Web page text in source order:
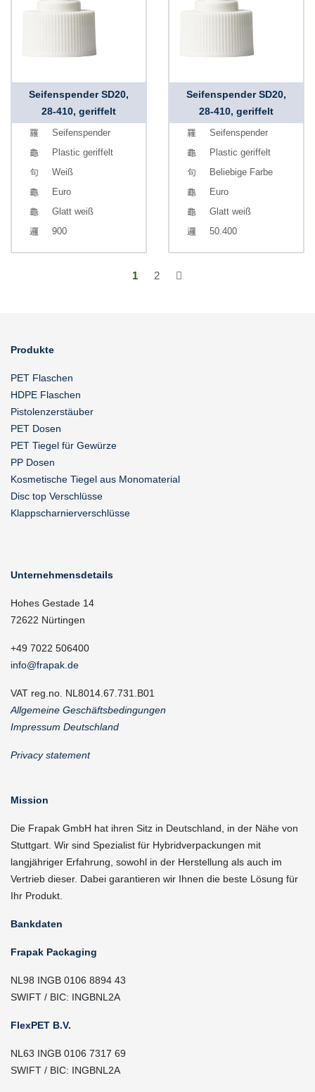
Seifenspender SD20,
28-410, geriffelt
Seifenspender
Plastic geriffelt
Weiß
Euro
Glatt weiß
900
Seifenspender SD20,
28-410, geriffelt
Seifenspender
Plastic geriffelt
Beliebige Farbe
Euro
Glatt weiß
50.400
1 2
Produkte
PET Flaschen
HDPE Flaschen
Pistolenzerstäuber
PET Dosen
PET Tiegel für Gewürze
PP Dosen
Kosmetische Tiegel aus Monomaterial
Disc top Verschlüsse
Klappscharnierverschlüsse
Unternehmensdetails
Hohes Gestade 14
72622 Nürtingen
+49 7022 506400
info@frapak.de
VAT reg.no. NL8014.67.731.B01
Allgemeine Geschäftsbedingungen
Impressum Deutschland
Privacy statement
Mission
Die Frapak GmbH hat ihren Sitz in Deutschland, in der Nähe von
Stuttgart. Wir sind Spezialist für Hybridverpackungen mit
langjähriger Erfahrung, sowohl in der Herstellung als auch im
Vertrieb dieser. Dabei garantieren wir Ihnen die beste Lösung für
Ihr Produkt.
Bankdaten
Frapak Packaging
NL98 INGB 0106 8894 43
SWIFT / BIC: INGBNL2A
FlexPET B.V.
NL63 INGB 0106 7317 69
SWIFT / BIC: INGBNL2A